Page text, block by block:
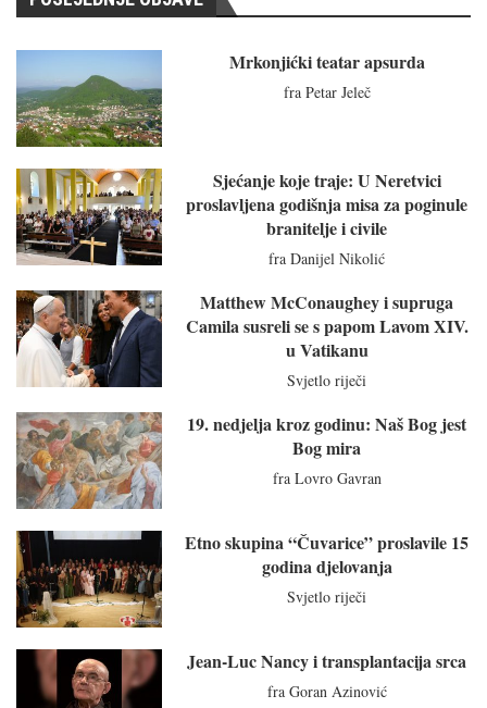
Mrkonjićki teatar apsurda
fra Petar Jeleč
Sjećanje koje traje: U Neretvici
proslavljena godišnja misa za poginule
branitelje i civile
fra Danijel Nikolić
Matthew McConaughey i supruga
Camila susreli se s papom Lavom XIV.
u Vatikanu
Svjetlo riječi
19. nedjelja kroz godinu: Naš Bog jest
Bog mira
fra Lovro Gavran
Etno skupina “Čuvarice” proslavile 15
godina djelovanja
Svjetlo riječi
Jean-Luc Nancy i transplantacija srca
fra Goran Azinović